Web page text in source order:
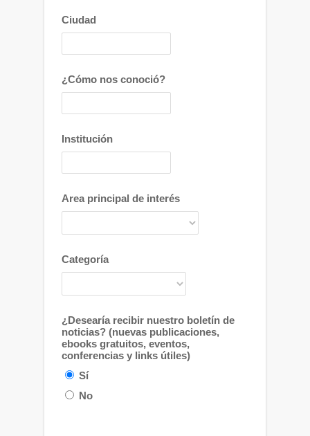
Ciudad
¿Cómo nos conoció?
Institución
Area principal de interés
Categoría
¿Desearía recibir nuestro boletín de
noticias? (nuevas publicaciones,
ebooks gratuitos, eventos,
conferencias y links útiles)
Sí
No